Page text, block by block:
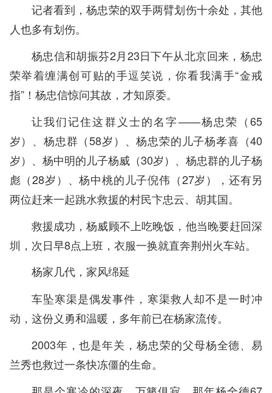
记者看到，杨忠荣的双手两臂划伤十余处，其他
人也多有划伤。
杨忠信和胡振芬2月23日下午从北京回来，杨忠
荣举着缠满创可贴的手逗笑说，你看我满手“金戒
指”！杨忠信惊问其故，才知原委。
让我们记住这群义士的名字——杨忠荣（65
岁）、杨忠群（58岁）、杨忠荣的儿子杨孝喜（40
岁）、杨中明的儿子杨威（30岁）、杨忠群的儿子杨
彪（28岁）、杨中桃的儿子倪伟（27岁），还有另
两位赶来一起跳水救援的村民卞忠云、胡其国。
救援成功，杨威顾不上吃晚饭，他当晚要赶回深
圳，次日早8点上班，衣服一换就直奔荆州火车站。
杨家几代，家风绵延
车坠寒渠是偶发事件，寒渠救人却不是一时冲
动，这份义勇和温暖，多年前已在杨家流传。
2003年，也是年关，杨忠荣的父母杨全德、易
兰秀也救过一条快冻僵的生命。